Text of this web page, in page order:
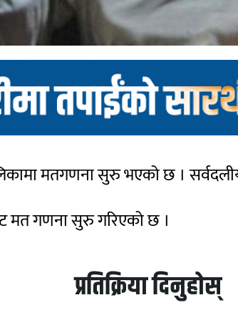
मतगणना सुरु भएको छ ।
मत गणना सुरु गरिएको छ ।
प्रतिक्रिया दिनुहोस्